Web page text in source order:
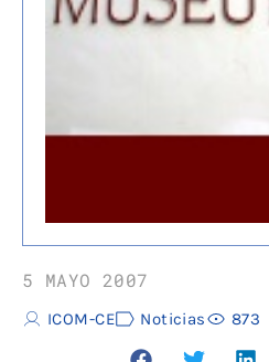
5 MAYO 2007
ICOM-CE Noticias 873